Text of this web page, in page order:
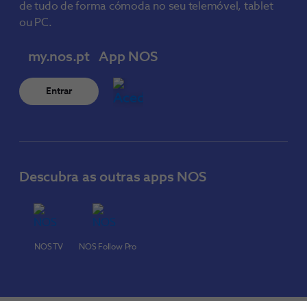
de tudo de forma cómoda no seu telemóvel, tablet
ou PC.
my.nos.pt
Entrar
App NOS
Descubra as outras apps NOS
NOS TV NOS Follow Pro